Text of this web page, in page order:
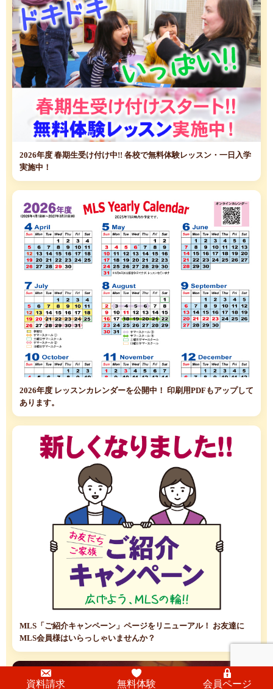
2026年度 春期生受け付け中!! 各校で無料体験レッスン・一日入学
実施中！
2026年度 レッスンカレンダーを公開中！ 印刷用PDFもアップして
あります。
MLS「ご紹介キャンペーン」ページをリニューアル！ お友達に
MLS会員様はいらっしゃいませんか？
資料請求 無料体験 会員ページ